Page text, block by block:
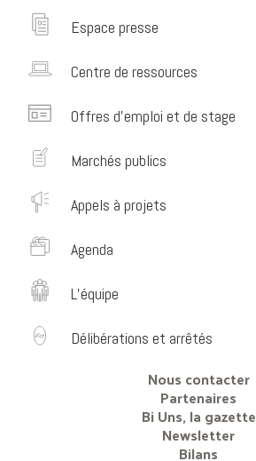
Espace presse
Centre de ressources
Offres d’emploi et de stage
Marchés publics
Appels à projets
Agenda
L’équipe
Délibérations et arrêtés
Nous contacter
Partenaires
Bi Uns, la gazette
Newsletter
Bilans